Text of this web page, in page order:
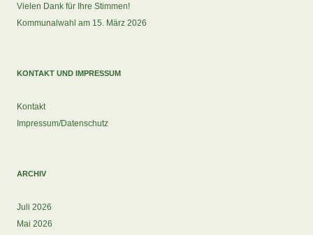
Vielen Dank für Ihre Stimmen!
Kommunalwahl am 15. März 2026
KONTAKT UND IMPRESSUM
Kontakt
Impressum/Datenschutz
ARCHIV
Juli 2026
Mai 2026